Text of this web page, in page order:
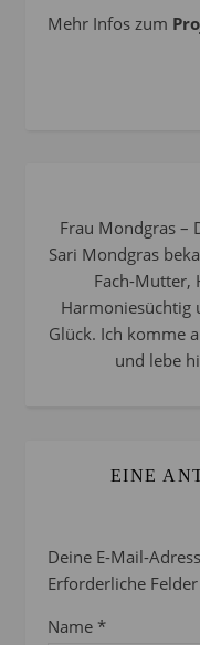
Mehr Infos zum
Frau Mondgras –
Sari Mondgras
Fach-Mutter,
Harmoniesüchtig
Glück. Ich komme
und lebe
EINE
Deine E-Mail-
Erforderliche
Name *